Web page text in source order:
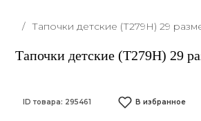
/ Тапочки детские (Т279Н) 29
Тапочки детские (Т279Н) 29
ID товара: 295461 В избранное